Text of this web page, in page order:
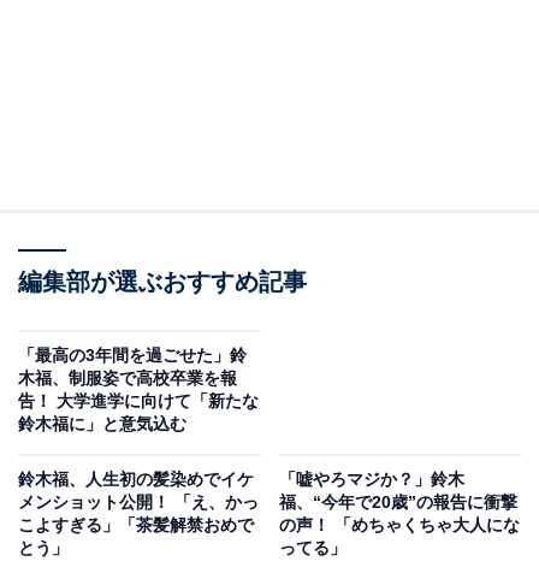
編集部が選ぶおすすめ記事
「最高の3年間を過ごせた」鈴
木福、制服姿で高校卒業を報
告！ 大学進学に向けて「新たな
鈴木福に」と意気込む
鈴木福、人生初の髪染めでイケ
メンショット公開！ 「え、かっ
こよすぎる」「茶髪解禁おめで
とう」
「嘘やろマジか？」鈴木
福、“今年で20歳”の報告に衝撃
の声！ 「めちゃくちゃ大人にな
ってる」